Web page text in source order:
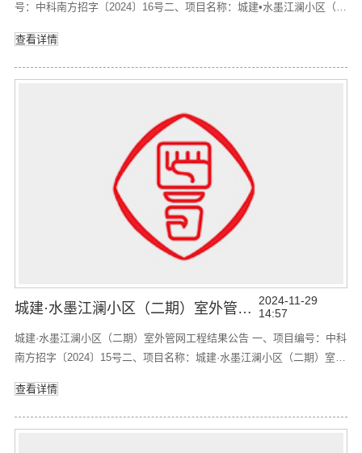
号：中科南方招字〔2024〕16号二、项目名称：城建•水墨江澜小区（二
东深邦意建筑工程有限公司广东省东莞市清溪镇大高新街37号102室
3270113.11元四、主要标的信息：序号项目名称工期1城建•水墨江澜小
查看详情
城建·水墨江澜小区（二期）室外管网工程 结果公告
2024-11-29
14:57
城建·水墨江澜小区（二期）室外管网工程结果公告 一、项目编号：中科
南方招字〔2024〕15号二、项目名称：城建·水墨江澜小区（二期）室外
工程有限公司广东省东莞市清溪镇大高新街37号102室3240001.12元
四、主要标的信息：序号项目名称工期1城建·水墨江澜小区（二期）室
查看详情